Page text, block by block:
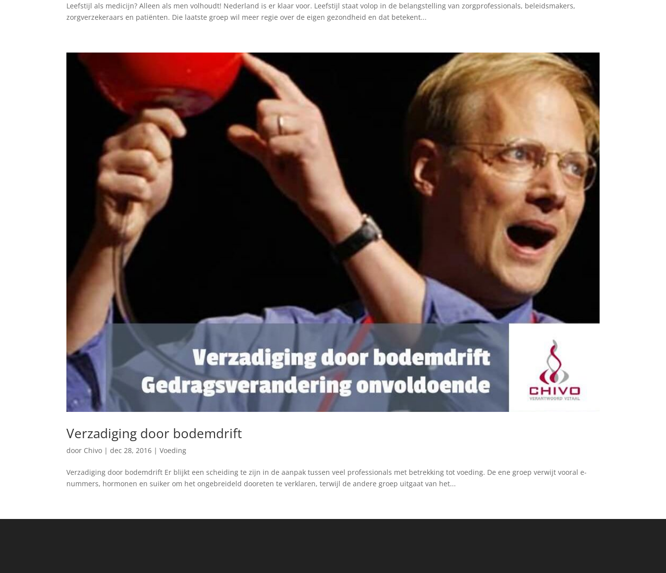
Leefstijl als medicijn? Alleen als men volhoudt! Nederland is er klaar voor. Leefstijl staat volop in de belangstelling van zorgprofessionals, beleidsmakers,
zorgverzekeraars en patiënten. Die laatste groep wil meer regie over de eigen gezondheid en dat betekent...
Verzadiging door bodemdrift
door Chivo |dec 28, 2016 |Voeding
Verzadiging door bodemdrift Er blijkt een scheiding te zijn in de aanpak tussen veel professionals met betrekking tot voeding. De ene groep verwijt vooral e-
nummers, hormonen en suiker om het ongebreideld dooreten te verklaren, terwijl de andere groep uitgaat van het...